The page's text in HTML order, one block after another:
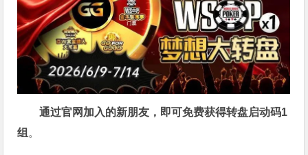
通过官网加入的新朋友，即可免费获得转盘启动码1
组 。